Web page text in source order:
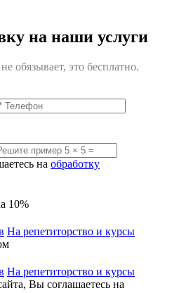
на наши услуги
обязывает, это бесплатно.
на обработку
10%
На репетиторство и курсы
На репетиторство и курсы
Вы соглашаетесь на